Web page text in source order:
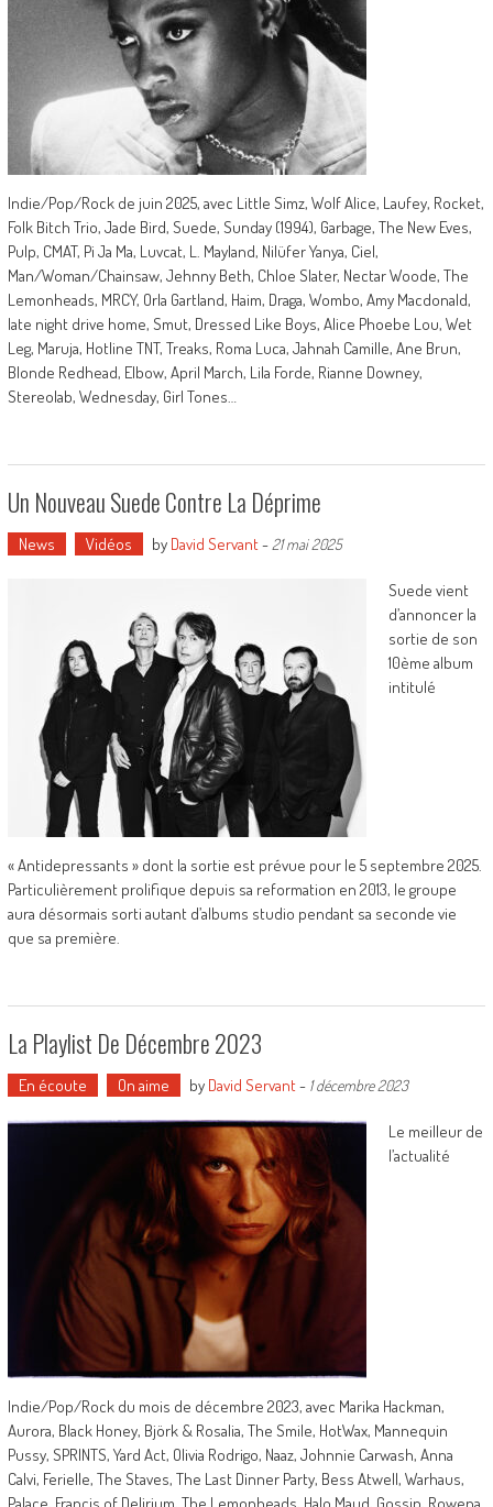
Indie/Pop/Rock de juin 2025, avec Little Simz, Wolf Alice, Laufey, Rocket,
Folk Bitch Trio, Jade Bird, Suede, Sunday (1994), Garbage, The New Eves,
Pulp, CMAT, Pi Ja Ma, Luvcat, L. Mayland, Nilüfer Yanya, Ciel,
Man/Woman/Chainsaw, Jehnny Beth, Chloe Slater, Nectar Woode, The
Lemonheads, MRCY, Orla Gartland, Haim, Draga, Wombo, Amy Macdonald,
late night drive home, Smut, Dressed Like Boys, Alice Phoebe Lou, Wet
Leg, Maruja, Hotline TNT, Treaks, Roma Luca, Jahnah Camille, Ane Brun,
Blonde Redhead, Elbow, April March, Lila Forde, Rianne Downey,
Stereolab, Wednesday, Girl Tones…
Un Nouveau Suede Contre La Déprime
News Vidéos by David Servant- 21 mai 2025
Suede vient
d’annoncer la
sortie de son
10ème album
intitulé
« Antidepressants » dont la sortie est prévue pour le 5 septembre 2025.
Particulièrement prolifique depuis sa reformation en 2013, le groupe
aura désormais sorti autant d’albums studio pendant sa seconde vie
que sa première.
La Playlist De Décembre 2023
En écoute On aime by David Servant- 1 décembre 2023
Le meilleur de
l’actualité
Indie/Pop/Rock du mois de décembre 2023, avec Marika Hackman,
Aurora, Black Honey, Björk & Rosalia, The Smile, HotWax, Mannequin
Pussy, SPRINTS, Yard Act, Olivia Rodrigo, Naaz, Johnnie Carwash, Anna
Calvi, Ferielle, The Staves, The Last Dinner Party, Bess Atwell, Warhaus,